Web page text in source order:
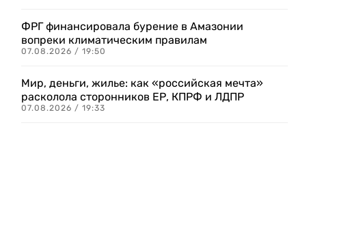
ФРГ финансировала бурение в Амазонии
вопреки климатическим правилам
07.08.2026 / 19:50
Мир, деньги, жилье: как «российская мечта»
расколола сторонников ЕР, КПРФ и ЛДПР
07.08.2026 / 19:33